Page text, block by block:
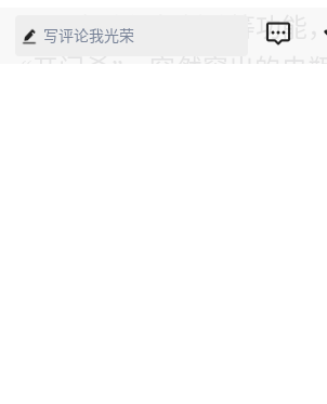
AEB自动紧急制动等功能
“开门杀”、突然窜出的电
写评论我光荣